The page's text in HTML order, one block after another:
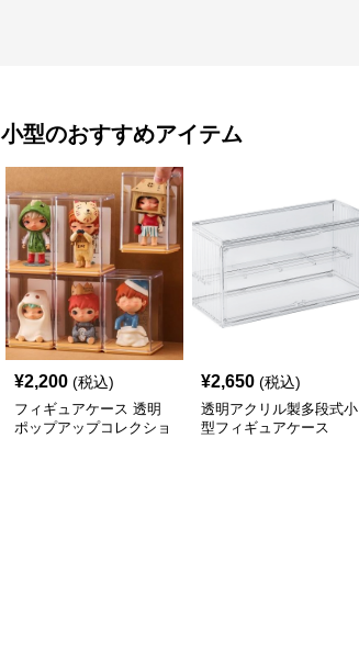
小型のおすすめアイテム
¥2,200 (税込)
フィギュアケース 透明
ポップアップコレクショ
¥2,650 (税込)
透明アクリル製多段式小
型フィギュアケース